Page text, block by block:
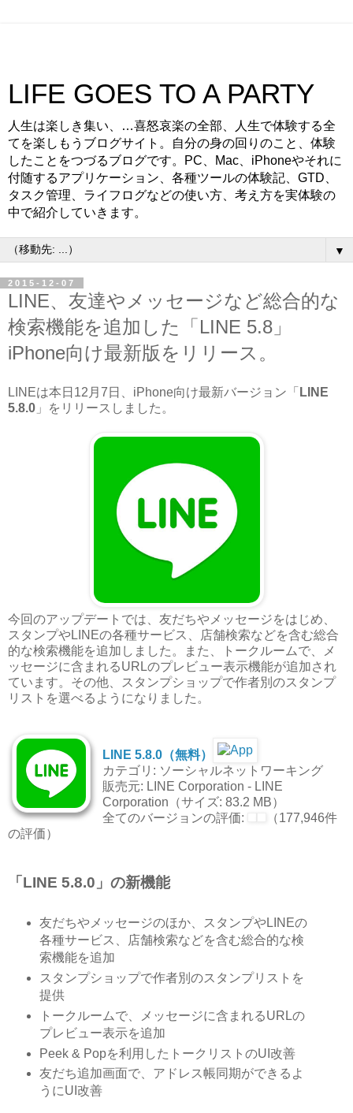
LIFE GOES TO A PARTY
人生は楽しき集い、…喜怒哀楽の全部、人生で体験する全
てを楽しもうブログサイト。自分の身の回りのこと、体験
したことをつづるブログです。PC、Mac、iPhoneやそれに
付随するアプリケーション、各種ツールの体験記、GTD、
タスク管理、ライフログなどの使い方、考え方を実体験の
中で紹介していきます。
▼
2015-12-07
LINE、友達やメッセージなど総合的な
検索機能を追加した「LINE 5.8」
iPhone向け最新版をリリース。
LINEは本日12月7日、iPhone向け最新バージョン「 LINE
5.8.0 」をリリースしました。
今回のアップデートでは、友だちやメッセージをはじめ、
スタンプやLINEの各種サービス、店舗検索などを含む総合
的な検索機能を追加しました。また、トークルームで、メ
ッセージに含まれるURLのプレビュー表示機能が追加され
ています。その他、スタンプショップで作者別のスタンプ
リストを選べるようになりました。
LINE 5.8.0（無料）
カテゴリ: ソーシャルネットワーキング
販売元: LINE Corporation - LINE
Corporation（サイズ: 83.2 MB）
全てのバージョンの評価:
（177,946件
の評価）
「LINE 5.8.0」の新機能
友だちやメッセージのほか、スタンプやLINEの
各種サービス、店舗検索などを含む総合的な検
索機能を追加
スタンプショップで作者別のスタンプリストを
提供
トークルームで、メッセージに含まれるURLの
プレビュー表示を追加
Peek & Popを利用したトークリストのUI改善
友だち追加画面で、アドレス帳同期ができるよ
うにUI改善